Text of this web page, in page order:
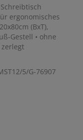
ergonomisches
(BxT),
Gestell • ohne
zerlegt
5/G-76907